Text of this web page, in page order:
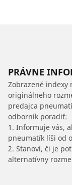
PRÁVNE
Zobrazené indexy
originálneho
predajca
odborník poradiť:
1. Informuje vás,
pneumatík líši od
2. Stanoví, či je
alternatívny